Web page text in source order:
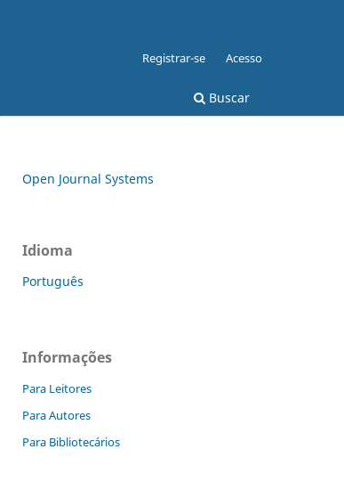
Buscar
Registrar-se Acesso
Open Journal Systems
Idioma
Português
Informações
Para Leitores
Para Autores
Para Bibliotecários